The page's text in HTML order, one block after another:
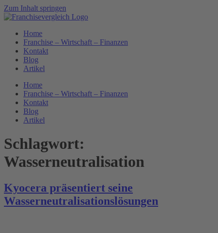
Zum Inhalt springen
Home
Franchise – Wirtschaft – Finanzen
Kontakt
Blog
Artikel
Home
Franchise – Wirtschaft – Finanzen
Kontakt
Blog
Artikel
Schlagwort:
Wasserneutralisation
Kyocera präsentiert seine
Wasserneutralisationslösungen